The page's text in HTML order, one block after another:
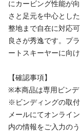
にカービング性能が
さと足元を中心とし
整地まで自在に対応
良さが秀逸です。プ
ートスキーヤーに向
【確認事項】
※本商品は専用ビンデ
※ビンディングの取
メールにてオンライ
内の情報をご入力の